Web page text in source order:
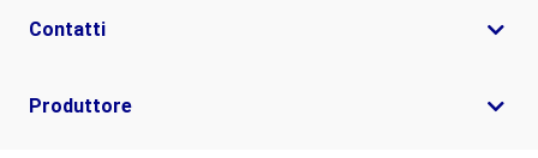
Contatti
Produttore